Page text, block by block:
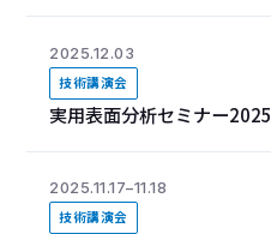
2025.12.03
技術講演会
実用表面分析セミナー2025
2025.11.17–11.18
技術講演会